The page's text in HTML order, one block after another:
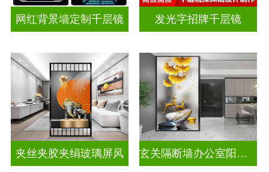
网红背景墙定制千层镜 发光字招牌千层镜
夹丝夹胶夹绢玻璃屏风 玄关隔断墙办公室阳台挡门山水画背景墙玻璃